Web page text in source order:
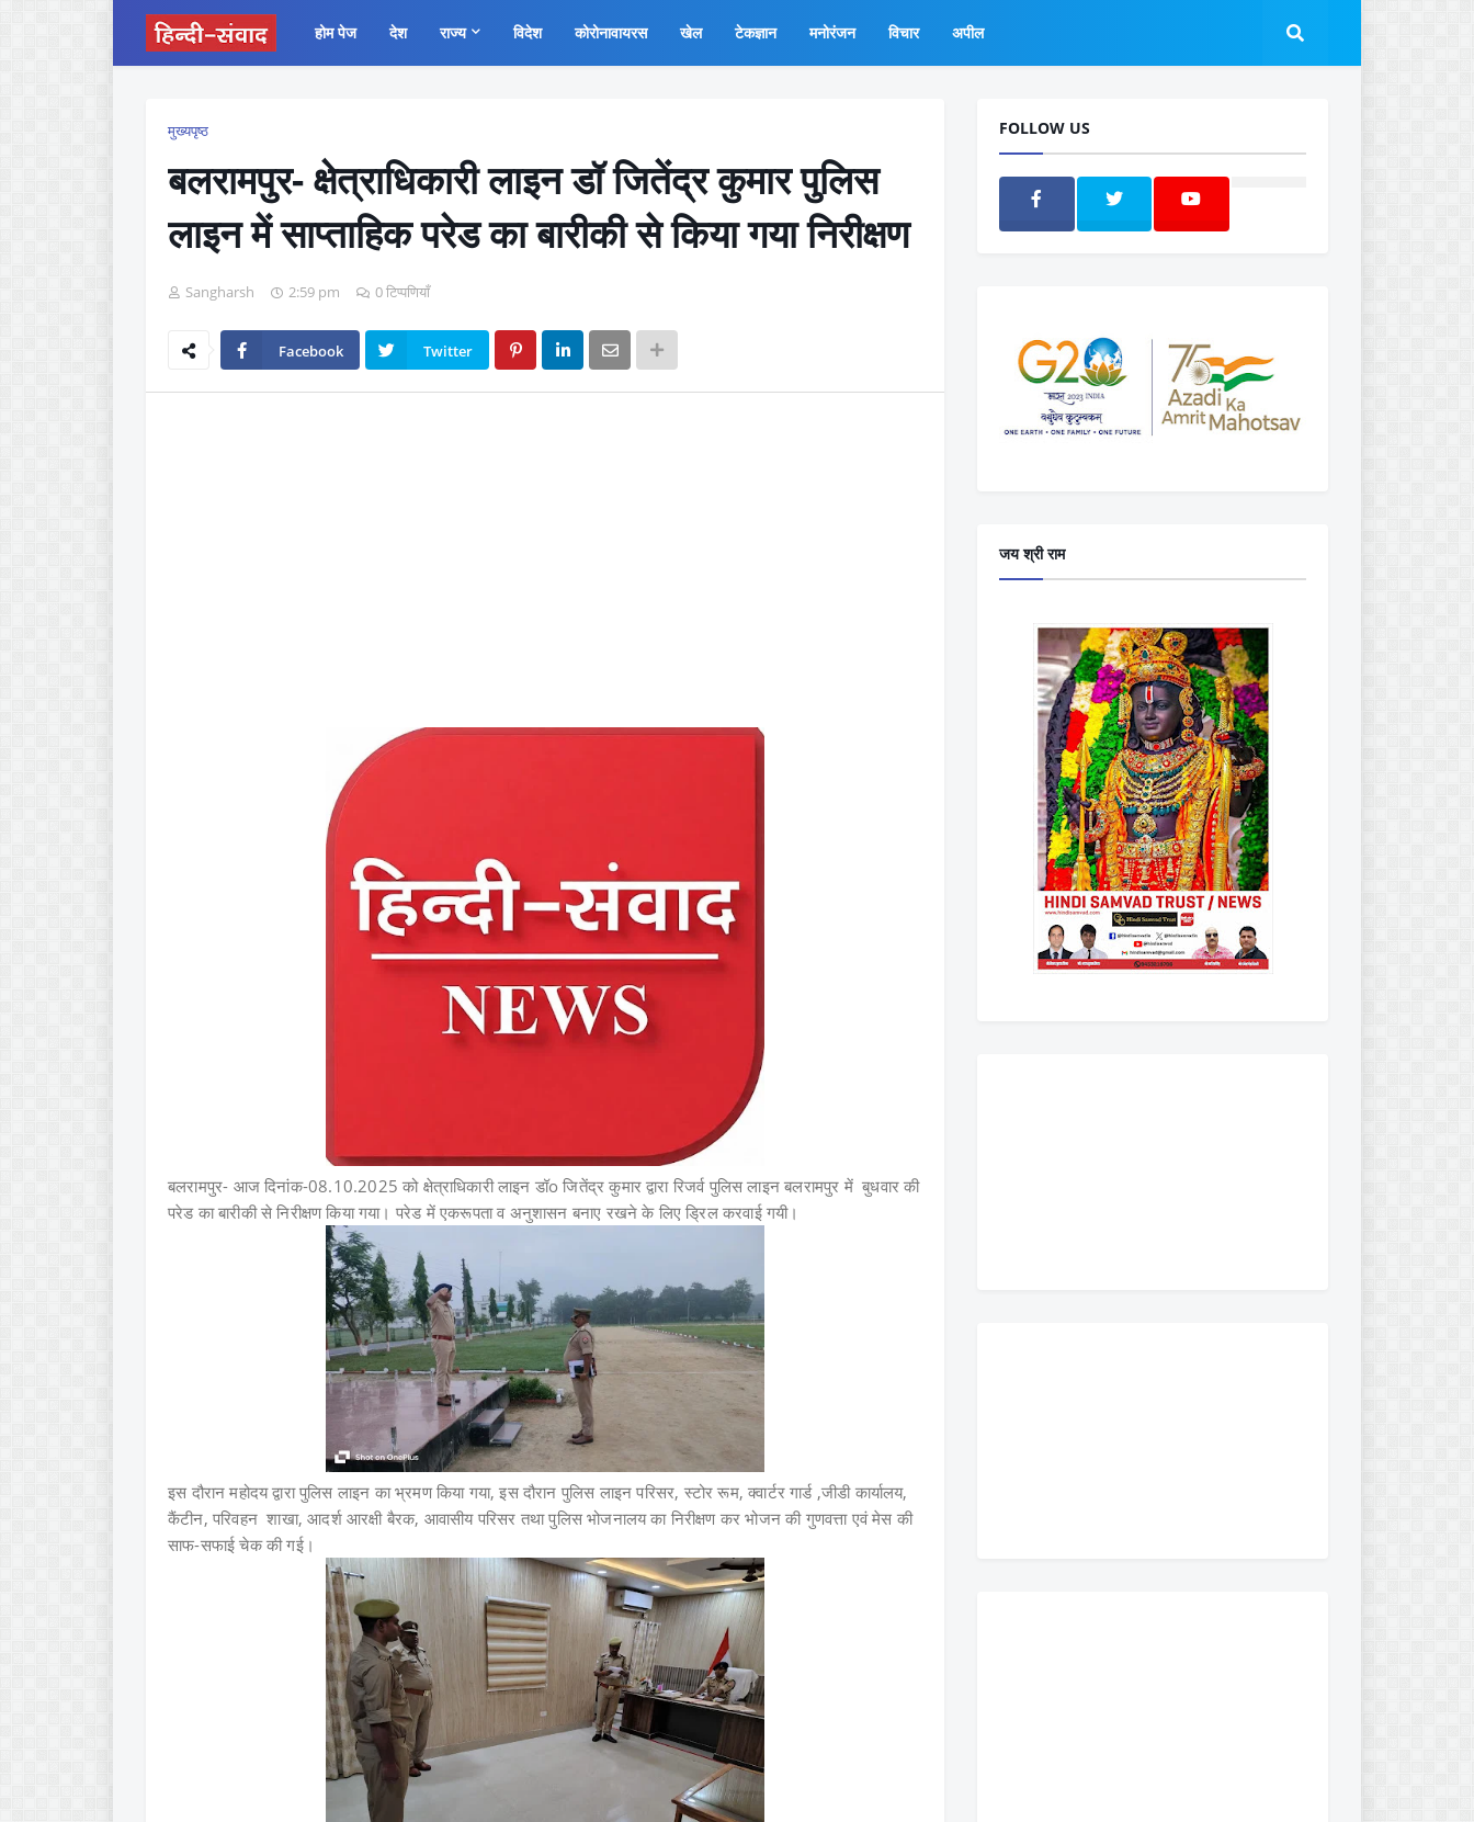
होम पेज देश राज्य विदेश कोरोनावायरस खेल टेकज्ञान मनोरंजन विचार अपील
मुख्यपृष्ठ
बलरामपुर- क्षेत्राधिकारी लाइन डॉ जितेंद्र कुमार पुलिस
लाइन में साप्ताहिक परेड का बारीकी से किया गया निरीक्षण
Sangharsh 2:59 pm 0 टिप्पणियाँ
Facebook Twitter
बलरामपुर- आज दिनांक-08.10.2025 को क्षेत्राधिकारी लाइन डॉo जितेंद्र कुमार द्वारा रिजर्व पुलिस लाइन बलरामपुर में बुधवार की
परेड का बारीकी से निरीक्षण किया गया। परेड में एकरूपता व अनुशासन बनाए रखने के लिए ड्रिल करवाई गयी।
इस दौरान महोदय द्वारा पुलिस लाइन का भ्रमण किया गया, इस दौरान पुलिस लाइन परिसर, स्टोर रूम, क्वार्टर गार्ड ,जीडी कार्यालय,
कैंटीन, परिवहन शाखा, आदर्श आरक्षी बैरक, आवासीय परिसर तथा पुलिस भोजनालय का निरीक्षण कर भोजन की गुणवत्ता एवं मेस की
साफ-सफाई चेक की गई।
FOLLOW US
जय श्री राम